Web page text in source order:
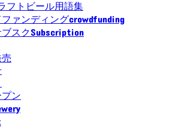
フトビール用語集
ファンディングcrowdfunding
スクSubscription
ン